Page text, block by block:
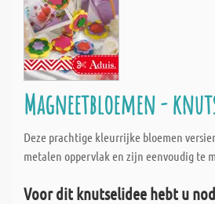
Magneetbloemen -
Deze prachtige kleurrijke bloemen
metalen oppervlak en zijn eenvoudig te
Voor dit knutselidee hebt u